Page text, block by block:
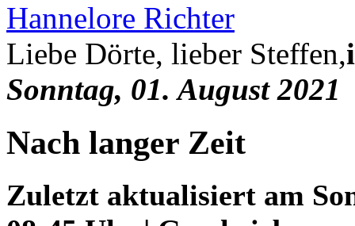
Hannelore Richter
Liebe Dörte, lieber Steffen,
Sonntag, 01. August 2021
Nach langer Zeit
Zuletzt aktualisiert am